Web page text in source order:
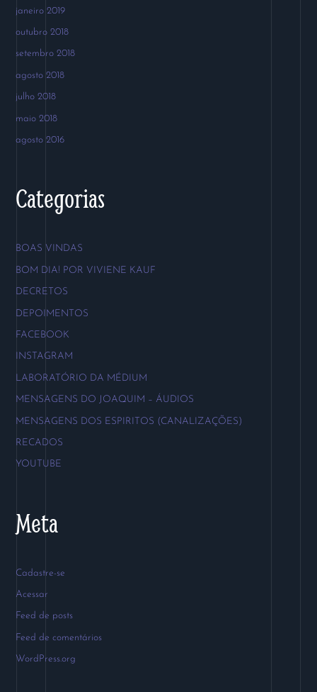
janeiro 2019
outubro 2018
setembro 2018
agosto 2018
julho 2018
maio 2018
agosto 2016
Categorias
BOAS VINDAS
BOM DIA! POR VIVIENE KAUF
DECRETOS
DEPOIMENTOS
FACEBOOK
INSTAGRAM
LABORATÓRIO DA MÉDIUM
MENSAGENS DO JOAQUIM – ÁUDIOS
MENSAGENS DOS ESPIRITOS (CANALIZAÇÕES)
RECADOS
YOUTUBE
Meta
Cadastre-se
Acessar
Feed de posts
Feed de comentários
WordPress.org